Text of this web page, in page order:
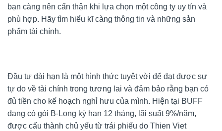
bạn càng nên cẩn thận khi lựa chọn một công ty uy tín và
phù hợp. Hãy tìm hiểu kĩ càng thông tin và những sản
phẩm tài chính.
Đầu tư dài hạn là một hình thức tuyệt vời để đạt được sự
tự do về tài chính trong tương lai và đảm bảo rằng bạn có
đủ tiền cho kế hoạch nghỉ hưu của mình. Hiện tại BUFF
đang có gói B-Long kỳ hạn 12 tháng, lãi suất 9%/năm,
được cấu thành chủ yếu từ trái phiếu do Thien Viet